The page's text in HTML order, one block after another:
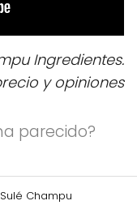
Ingredientes.
y opiniones
parecido?
Champu